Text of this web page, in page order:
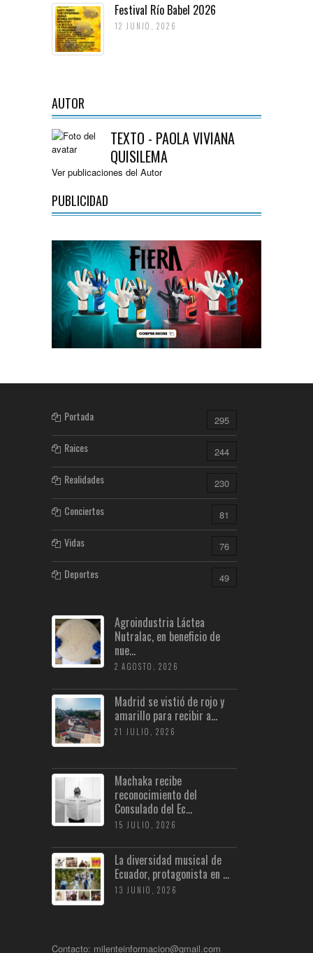
Festival Río Babel 2026
12 JUNIO, 2026
AUTOR
TEXTO - PAOLA VIVIANA
QUISILEMA
Ver publicaciones del Autor
PUBLICIDAD
Portada 295
Raices 244
Realidades 230
Conciertos 81
Vidas 76
Deportes 49
Agroindustria Láctea
Nutralac, en beneficio de
nue...
2 AGOSTO, 2026
Madrid se vistió de rojo y
amarillo para recibir a...
21 JULIO, 2026
Machaka recibe
reconocimiento del
Consulado del Ec...
15 JULIO, 2026
La diversidad musical de
Ecuador, protagonista en ...
13 JUNIO, 2026
Contacto: milenteinformacion@gmail.com